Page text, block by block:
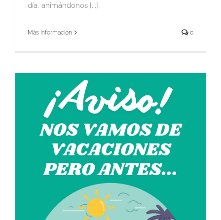
día, animándonos [...]
Más información 0